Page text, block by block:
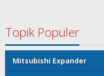
Topik Populer
Mitsubishi Expander